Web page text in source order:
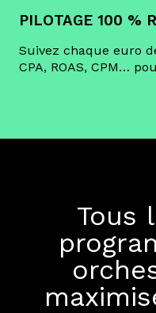
PILOTAGE 100 %
Suivez chaque euro
CPA, ROAS, CPM…
Tous